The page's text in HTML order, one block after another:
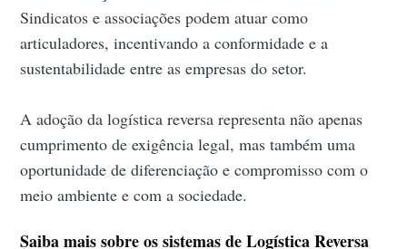
Sindicatos e associações podem atuar como
articuladores, incentivando a conformidade e a
sustentabilidade entre as empresas do setor.
A adoção da logística reversa representa não apenas
cumprimento de exigência legal, mas também uma
oportunidade de diferenciação e compromisso com o
meio ambiente e com a sociedade.
Saiba mais sobre os sistemas de Logística Reversa